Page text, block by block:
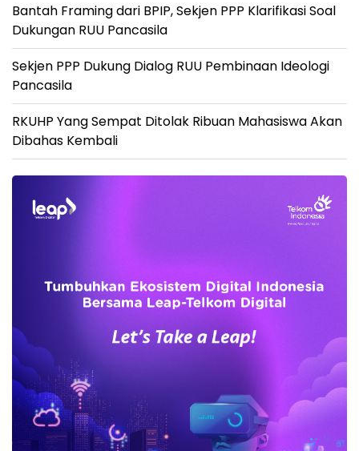
Bantah Framing dari BPIP, Sekjen PPP Klarifikasi Soal
Dukungan RUU Pancasila
Sekjen PPP Dukung Dialog RUU Pembinaan Ideologi
Pancasila
RKUHP Yang Sempat Ditolak Ribuan Mahasiswa Akan
Dibahas Kembali